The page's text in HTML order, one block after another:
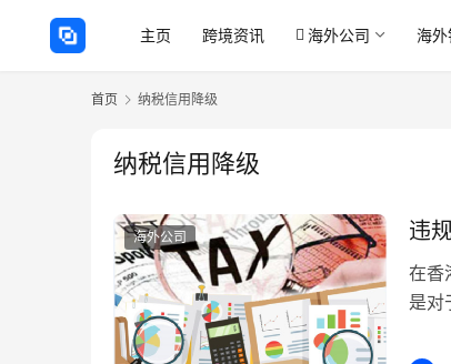
主页 跨境资讯 海外公司 海外
首页 纳税信用降级
纳税信用降级
海外公司 违
在香
是对